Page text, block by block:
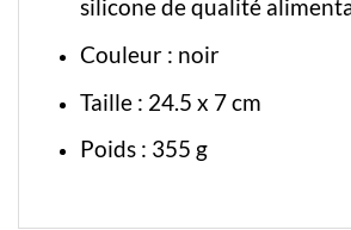
silicone de qualité
Couleur : noir
Taille : 24.5 x 7 cm
Poids : 355 g